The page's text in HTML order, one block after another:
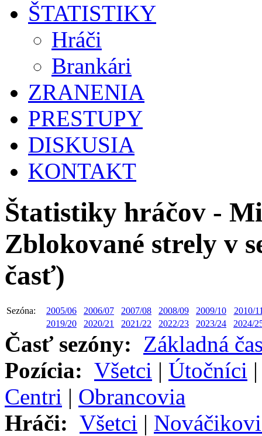
ŠTATISTIKY
Hráči
Brankári
ZRANENIA
PRESTUPY
DISKUSIA
KONTAKT
Štatistiky hráčov -
Zblokované strely v
časť)
Sezóna: 2005/06 2006/07 2007/08 2008/09 2009/10
2010/
2019/20
2020/21 2021/22 2022/23 2023/24 2024/
Časť sezóny: Základná
Pozícia: Všetci | Útočníci
Centri | Obrancovia
Hráči: Všetci |